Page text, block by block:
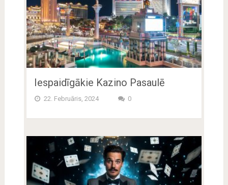
Iespaidīgākie Kazino Pasaulē
22. Februāris, 2024 0